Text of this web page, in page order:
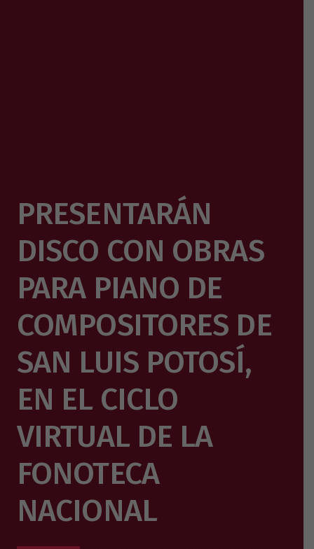
PRESENTARÁN
DISCO CON OBRAS
PARA PIANO DE
COMPOSITORES DE
SAN LUIS POTOSÍ,
EN EL CICLO
VIRTUAL DE LA
FONOTECA
NACIONAL